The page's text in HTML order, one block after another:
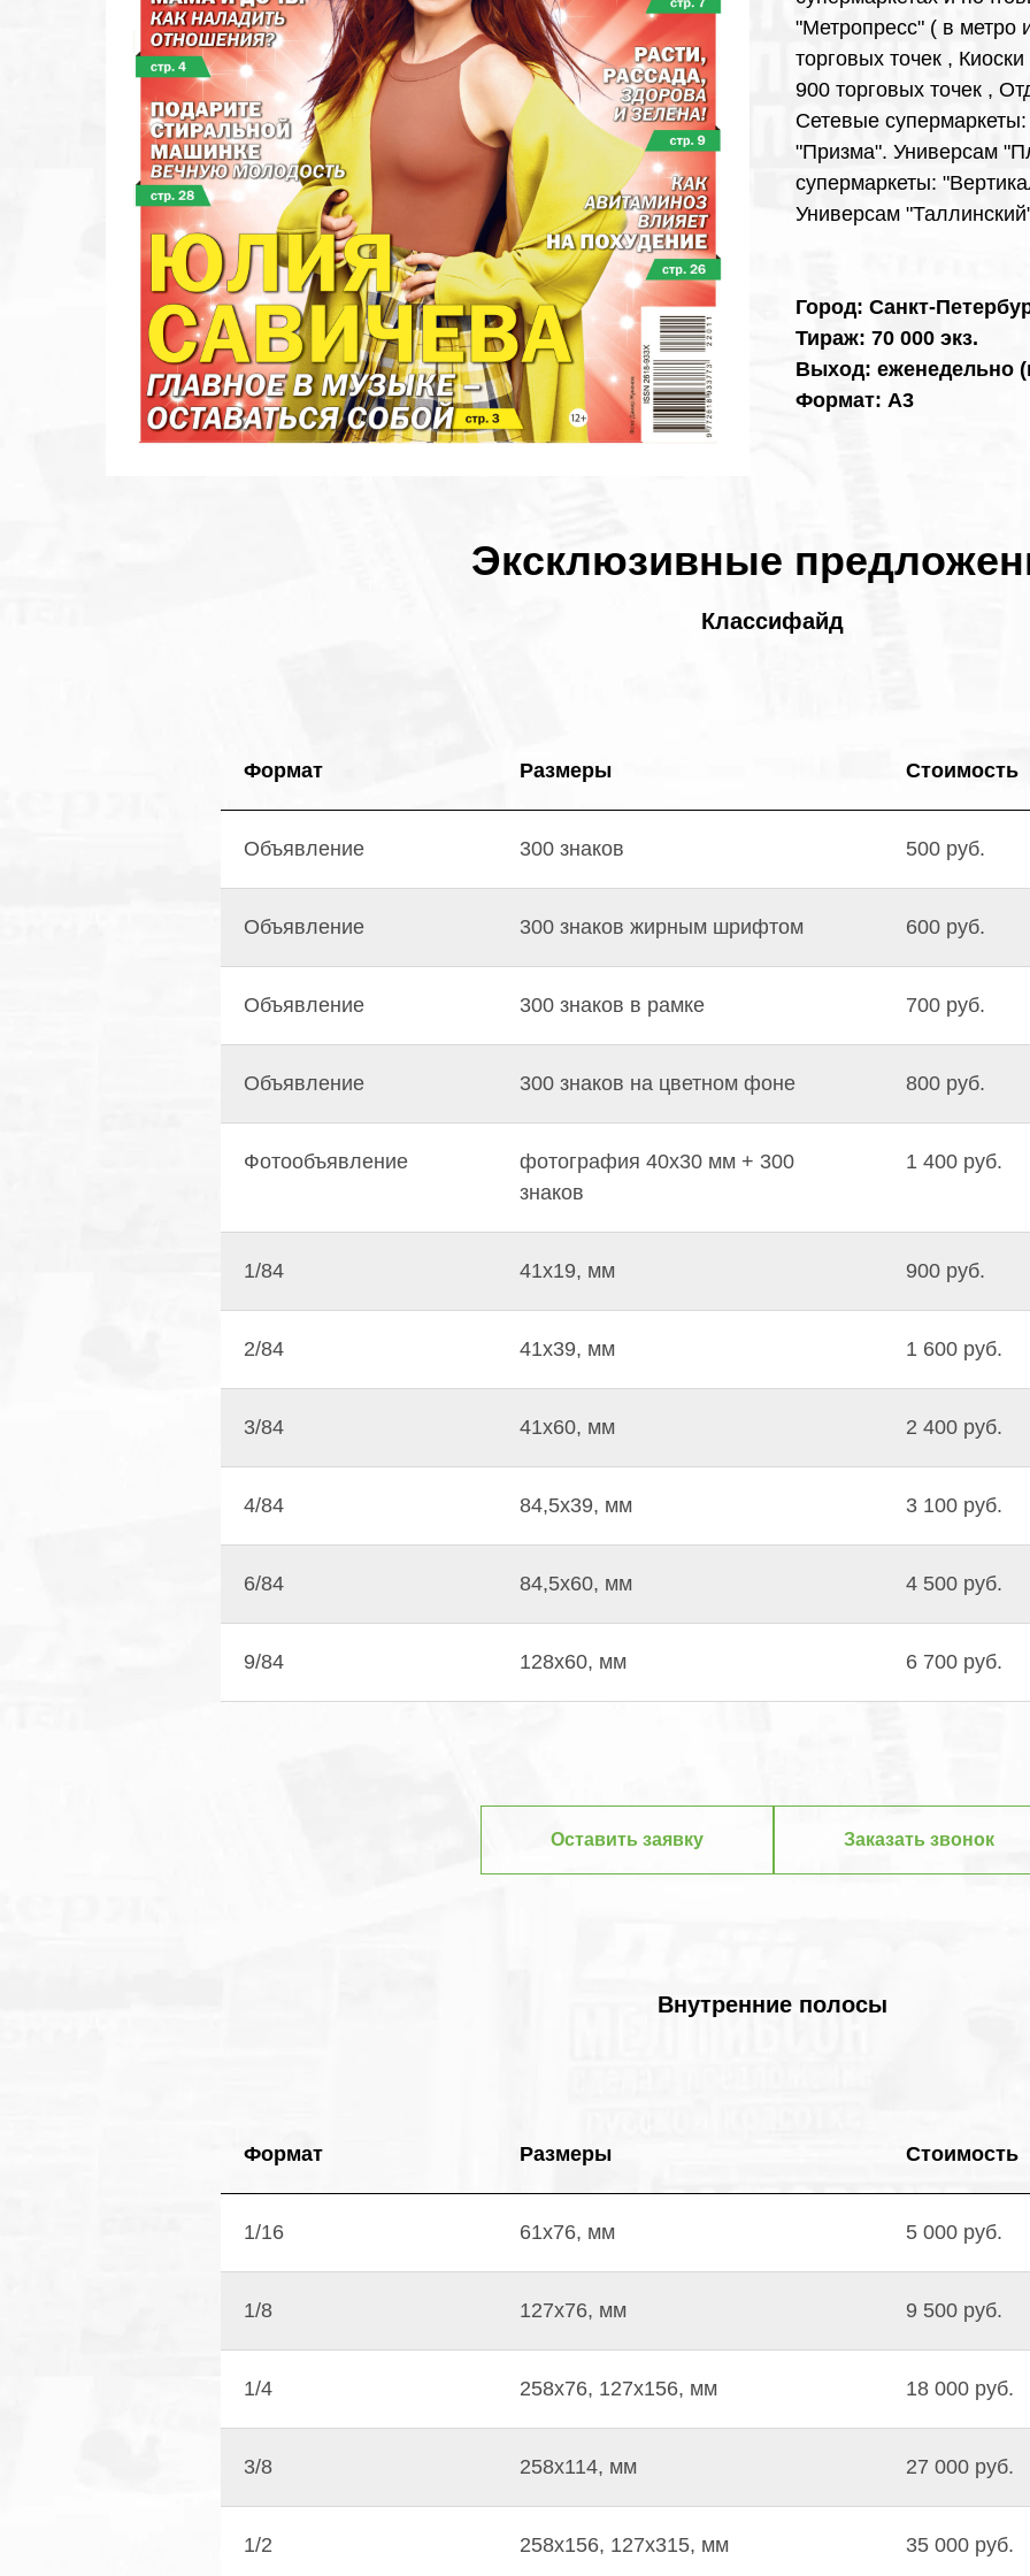
"Метропресс" ( в метро
торговых точек ,
900 торговых точек ,
Сетевые
"Призма". Универсам
супермаркеты:
Универсам
Город: Санкт-
Тираж: 70 000 экз.
Выход: еженедельно
Формат: А3
Эксклюзивные
Классифайд
Формат Размеры Стоимость
Объявление 300 знаков 500 руб.
Объявление 300 знаков жирным шрифтом 600 руб.
Объявление 300 знаков в рамке 700 руб.
Объявление 300 знаков на цветном фоне 800 руб.
Фотообъявление
фотография 40х30 мм + 300
знаков
1 400 руб.
1/84 41х19, мм 900 руб.
2/84 41х39, мм 1 600 руб.
3/84 41х60, мм 2 400 руб.
4/84 84,5х39, мм 3 100 руб.
6/84 84,5х60, мм 4 500 руб.
9/84 128х60, мм 6 700 руб.
Оставить заявку Заказать звонок
Внутренние полосы
Формат Размеры Стоимость
1/16 61х76, мм 5 000 руб.
1/8 127х76, мм 9 500 руб.
1/4 258х76, 127х156, мм 18 000 руб.
3/8 258х114, мм 27 000 руб.
1/2 258х156, 127х315, мм 35 000 руб.